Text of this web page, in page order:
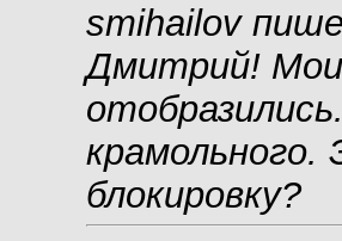
smihailov
Дмитрий! Мои
блокировку?